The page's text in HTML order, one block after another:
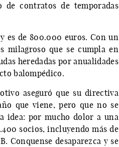
de contratos de temporadas
es de 800.000 euros. Con un
milagroso que se cumpla en
heredadas por anualidades
balompédico.
aseguró que su directiva
que viene, pero que no se
idea: por mucho dolor a una
socios, incluyendo más de
Conquense desaparezca y se